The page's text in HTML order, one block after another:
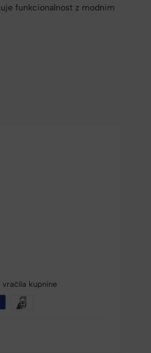
funkcionalnost z modnim
vračila kupnine